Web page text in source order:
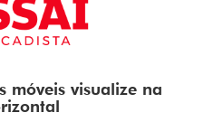
móveis visualize na